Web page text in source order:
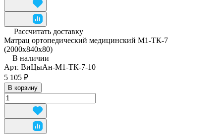
Рассчитать доставку
Матрац ортопедический медицинский М1-ТК-7
(2000x840x80)
В наличии
Арт. ВиЦыАн-М1-ТК-7-10
5 105 ₽
В корзину